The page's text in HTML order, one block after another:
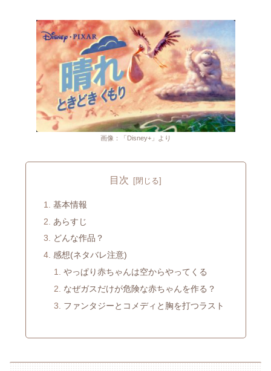
画像：「Disney+」より
目次
基本情報
あらすじ
どんな作品？
感想(ネタバレ注意)
やっぱり赤ちゃんは空からやってくる
なぜガスだけが危険な赤ちゃんを作る？
ファンタジーとコメディと胸を打つラスト